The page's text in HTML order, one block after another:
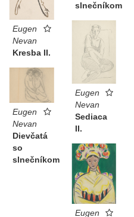
slnečníkom
Eugen
Nevan
Kresba II.
Eugen
Nevan
Sediaca
II.
Eugen
Nevan
Dievčatá
so
slnečníkom
Eugen